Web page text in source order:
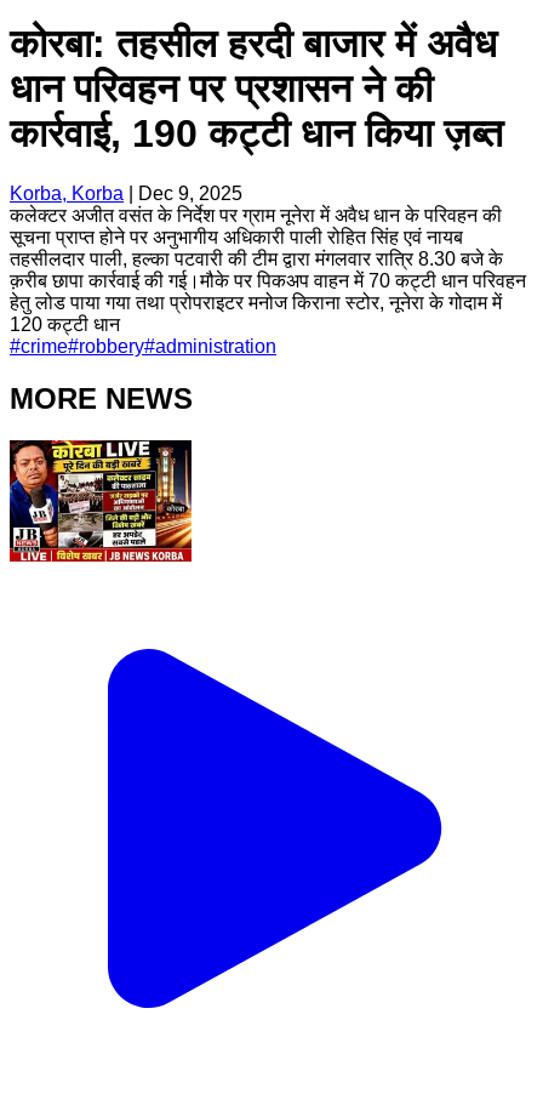
कोरबा: तहसील हरदी बाजार में अवैध
धान परिवहन पर प्रशासन ने की
कार्रवाई, 190 कट्टी धान किया ज़ब्त
Korba, Korba
Dec 9, 2025
कलेक्टर अजीत वसंत के निर्देश पर ग्राम नूनेरा में अवैध धान के परिवहन की
सूचना प्राप्त होने पर अनुभागीय अधिकारी पाली रोहित सिंह एवं नायब
तहसीलदार पाली, हल्का पटवारी की टीम द्वारा मंगलवार रात्रि 8.30 बजे के
क़रीब छापा कार्रवाई की गई।मौके पर पिकअप वाहन में 70 कट्टी धान परिवहन
हेतु लोड पाया गया तथा प्रोपराइटर मनोज किराना स्टोर, नूनेरा के गोदाम में
120 कट्टी धान
#crime#robbery#administration
MORE NEWS